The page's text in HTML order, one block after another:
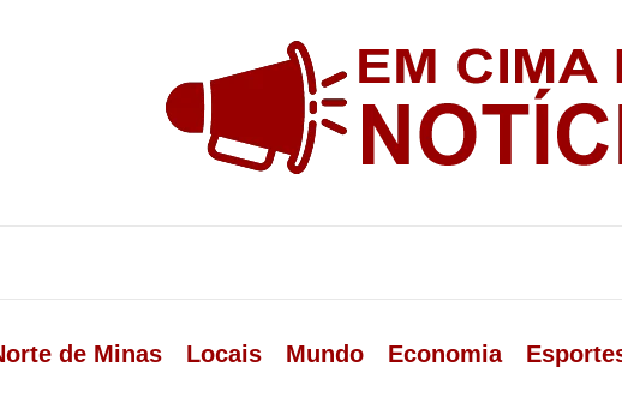
de Minas Locais Mundo Economia